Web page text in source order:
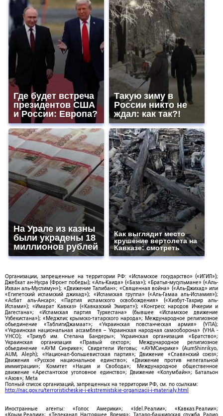
Где будет встреча
президентов США
и России: Европа?
Такую зиму в
России никто не
ждал: как так?!
На Урале из казны
были украдены 18
миллионов рублей
Как выглядит место
крушение вертолета на
Кавказе: смотреть
Организации, запрещенные на территории РФ: «Исламское государство» («ИГИЛ»);
Джебхат ан-Нусра (Фронт победы); «Аль-Каида» («База»); «Братья-мусульмане» («Аль-
Ихван аль-Муслимун»); «Движение Талибан»; «Священная война» («Аль-Джихад» или
«Египетский исламский джихад»); «Исламская группа» («Аль-Гамаа аль-Исламия»);
«Асбат аль-Ансар»; «Партия исламского освобождения» («Хизбут-Тахрир аль-
Ислами»); «Имарат Кавказ» («Кавказский Эмират»); «Конгресс народов Ичкерии и
Дагестана»; «Исламская партия Туркестана» (бывшее «Исламское движение
Узбекистана»); «Меджлис крымско-татарского народа»; Международное религиозное
объединение «ТаблигиДжамаат»; «Украинская повстанческая армия» (УПА);
«Украинская национальная ассамблея – Украинская народная самооборона» (УНА -
УНСО); «Тризуб им. Степана Бандеры»; Украинская организация «Братство»;
Украинская организация «Правый сектор»; Международное религиозное
объединение «АУМ Синрике»; Свидетели Иеговы; «АУМСинрике» (AumShinrikyo,
AUM, Aleph); «Национал-большевистская партия»; Движение «Славянский союз»;
Движения «Русское национальное единство»; «Движение против нелегальной
иммиграции»; Комитет «Нация и Свобода»; Международное общественное
движение «Арестантское уголовное единство»; Движение «Колумбайн»; Батальон
«Азов»; Meta
Полный список организаций, запрещенных на территории РФ, см. по ссылкам:
http://nac.gov.ru/terroristicheskie-i-ekstremistskie-organizacii-i-materialy.html
Иностранные агенты: «Голос Америки»; «Idel.Реалии»; «Кавказ.Реалии»;
«Крым.Реалии»; «Телеканал Настоящее Время»; Татаро-башкирская служба Радио